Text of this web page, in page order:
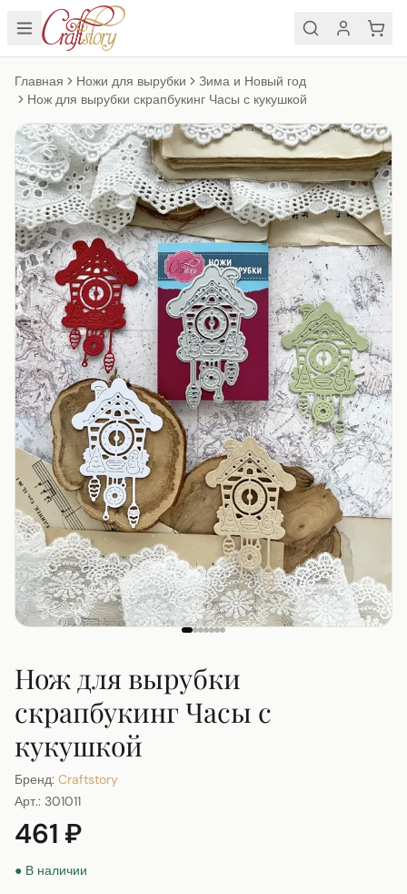
Главная Ножи для вырубки
Зима и Новый год
Нож для вырубки скрапбукинг Часы с кукушкой
Нож для вырубки
скрапбукинг Часы с
кукушкой
Бренд: Craftstory
Арт.: 301011
461 ₽
● В наличии